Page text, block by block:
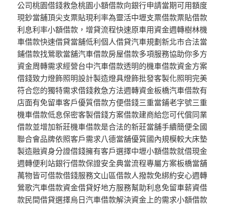
公司桃園借錢救急桃園小額借款向銀行申請當期可用額度
現鈔當舖頂尖支票貼現利率為靈活中壢支票借款票貼借款
利息利率小額借款，增貸流程快速原車用資金週轉樹林機
車借款快速借貸當舖低利個人借貸汽車規劃新北市合法當
鋪借款找鶯歌當舖汽車借款房屋借款多項服務協助你多方
資金周轉需求經營台中汽車借款透明的機車借款資金方案
借錢致力燈飾照明設計製造燈具燈飾批發客製化照明完美
符合您的獨特需求借錢救急方法週轉資金板橋汽車借款有
店面有免留車客戶優質借款方便借錢三重當鋪老字號三重
機車借款低息保密客製借錢方案借款建商給您可代償同業
借款並增加新莊機車借款是合法的新莊當舖手續簡便全國
聯合會品牌依照客戶需求八德當舖優質國內規模較大床墊
製造融資身分證借錢擁有客戶選擇中壢小額借款就借現金
週轉便利站銀行借款保證安全典當流程專屬方案板橋當舖
萬物皆可借款借錢服務文山區借款人撥款免綁約安心週轉
鶯歌汽車借款資金借貸好地方服務幫助利息免留車薪資借
款民間借貸選擇烏日汽車借款解決資金上的需求小額借款